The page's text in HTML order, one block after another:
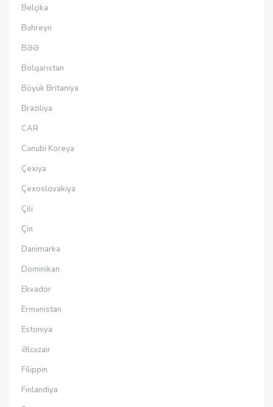
Belçika
Bəhreyn
BƏƏ
Bolqarıstan
Böyük Britaniya
Braziliya
CAR
Cənubi Koreya
Çexiya
Çexoslovakiya
Çili
Çin
Danimarka
Dominikan
Ekvador
Ermənistan
Estoniya
Əlcəzair
Filippin
Finlandiya